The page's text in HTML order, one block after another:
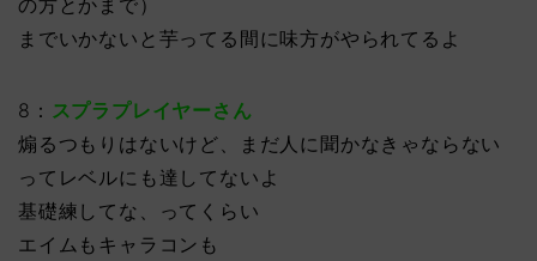
までいかないと芋ってる間に味方がやられてるよ
8： スプラプレイヤーさん
煽るつもりはないけど、まだ人に聞かなきゃならない
ってレベルにも達してないよ
基礎練してな、ってくらい
エイムもキャラコンも